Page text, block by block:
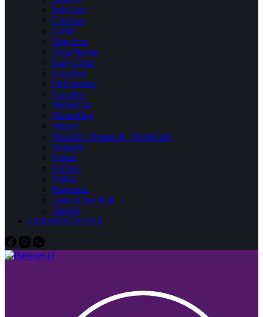
Brit Care
Catchow
Cremi
Dogchow
DragPharma
Easy Clean
Excellent
Fit Formula
Frontline
MasterCat
MasterDog
Mazuri
Naturals / Diamond / NutraGold
Nómade
Pipicat
ProPlan
Purina
Simparica
Taste of the Wild
Tropifit
LIQUIDACIONES